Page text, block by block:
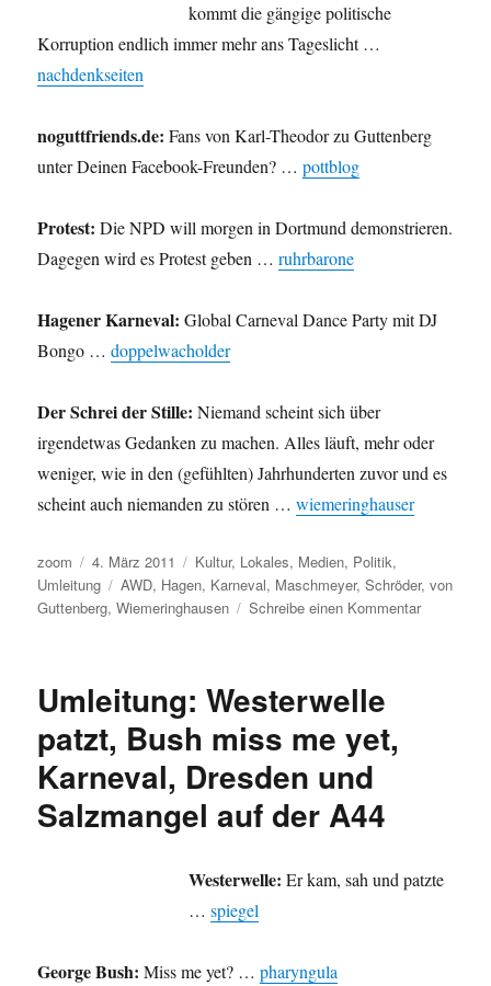
kommt die gängige politische
Korruption endlich immer mehr ans Tageslicht …
nachdenkseiten
noguttfriends.de: Fans von Karl-Theodor zu Guttenberg
unter Deinen Facebook-Freunden? …pottblog
Protest: Die NPD will morgen in Dortmund demonstrieren.
Dagegen wird es Protest geben …ruhrbarone
Hagener Karneval: Global Carneval Dance Party mit DJ
Bongo …doppelwacholder
Der Schrei der Stille: Niemand scheint sich über
irgendetwas Gedanken zu machen. Alles läuft, mehr oder
weniger, wie in den (gefühlten) Jahrhunderten zuvor und es
scheint auch niemanden zu stören …wiemeringhauser
Autor
zoom
Veröffentlicht
am
4. März 2011 Kategorien
Kultur, Lokales, Medien, Politik,
Umleitung
Schlagwörter
AWD, Hagen, Karneval, Maschmeyer,Schröder,von
Guttenberg,Wiemeringhausen Schreibe einen Kommentarzu
Hagener
Umleitung: Westerwelle
patzt, Bush miss me yet,
Karneval, Dresden und
Salzmangel auf der A44
Westerwelle: Er kam, sah und patzte
…spiegel
George Bush: Miss me yet? …pharyngula